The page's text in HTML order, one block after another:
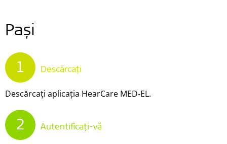
Pași
1 Descărcați
Descărcați aplicația HearCare MED-EL.
2 Autentificați-vă